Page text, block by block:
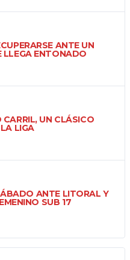
ANTE UN
LLEGA ENTONADO
CARRIL, UN CLÁSICO
LIGA
ANTE LITORAL Y
SUB 17